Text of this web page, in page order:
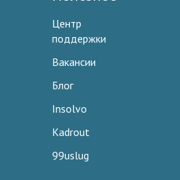
Центр
поддержки
Вакансии
Блог
Insolvo
Kadrout
99uslug